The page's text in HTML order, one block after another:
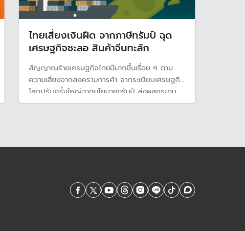
ไทยเสี่ยงเงินฝืด จากภาษีทรัมป์ ฉุด
เศรษฐกิจชะลอ สินค้าจีนทะลัก
สัญญาณร้ายเศรษฐกิจไทยมีมากขึ้นเรื่อย ๆ ตาม
ความเสี่ยงจากสงครามการค้า จากระเบียบเศรษฐกิจ
โลกปรับครั้งใหญ่จากนโยบายทรัมป์ ส่งผลกระทบ
ความเชื่อมั่นทั่วโลก ขณะที่เศรษฐกิจไทยเริ่มได้รับ